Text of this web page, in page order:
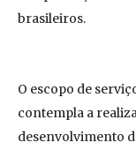
brasileiros.
O escopo de
contempla a
desenvolvimento